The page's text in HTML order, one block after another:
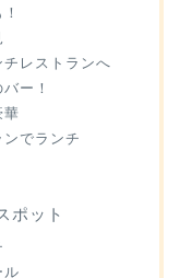
レストランへ
ー！
華
でランチ
ポット
ル